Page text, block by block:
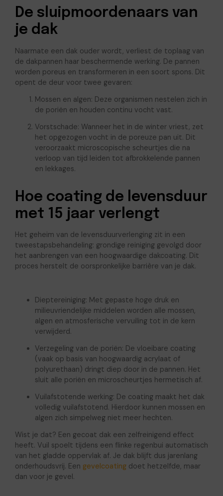
De sluipmoordenaars van
je dak
Naarmate een dak ouder wordt, verliest de toplaag van
de dakpannen haar beschermende werking. De pannen
worden poreus en transformeren in een soort spons. Dit
opent de deur voor twee gevaren:
Mossen en algen: Deze organismen nestelen zich in
de poriën en houden continu vocht vast.
Vorstschade: Wanneer het in de winter vriest, zet
het opgezogen vocht in de poreuze pan uit. Dit
veroorzaakt microscopische scheurtjes die na
verloop van tijd leiden tot afbrokkelende pannen
en lekkages.
Hoe coating de levensduur
met 15 jaar verlengt
Het geheim van de levensduurverlenging zit in een
tweestapsbehandeling: grondige reiniging gevolgd door
het aanbrengen van een hoogwaardige dakcoating. Dit
proces herstelt de oorspronkelijke barrière van je dak.
Dieptereiniging: Met gepaste hoge druk en
milieuvriendelijke middelen worden alle mossen,
algen en atmosferische vervuiling tot in de kern
verwijderd.
Verzegeling van de poriën: De vloeibare coating
(vaak op basis van hoogwaardig acrylaat of
polyurethaan) dringt diep door in de pannen. Het
sluit alle poriën en microscheurtjes hermetisch af.
Vuilafstotende werking: De coating maakt het dak
volledig vuilafstotend. Hierdoor kunnen mossen en
algen zich simpelweg niet meer hechten.
Wist je dat? Een gecoat dak een zelfreinigend effect
heeft. Vuil spoelt tijdens een flinke regenbui automatisch
van het gladde oppervlak af. Je dak blijft dus jarenlang
onderhoudsvrij. Een gevelcoatingdoet hetzelfde, maar
dan voor je gevel.